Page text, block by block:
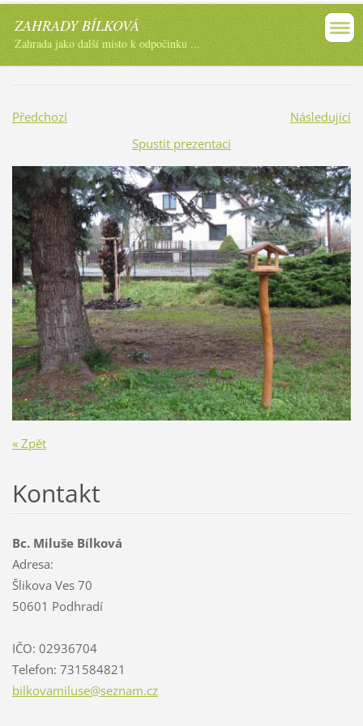
ZAHRADY BÍLKOVÁ
Zahrada jako další místo k odpočinku ...
Předchozí
Následující
Spustit prezentaci
« Zpět
Kontakt
Bc. Miluše Bílková
Adresa:
Šlikova Ves 70
50601 Podhradí
IČO: 02936704
Telefon: 731584821
bilkovamiluse@seznam.cz